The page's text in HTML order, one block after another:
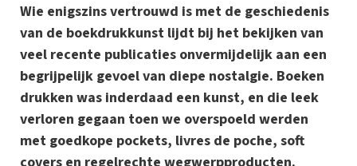
Wie enigszins vertrouwd is met de geschiedenis
van de boekdrukkunst lijdt bij het bekijken van
veel recente publicaties onvermijdelijk aan een
begrijpelijk gevoel van diepe nostalgie. Boeken
drukken was inderdaad een kunst, en die leek
verloren gegaan toen we overspoeld werden
met goedkope pockets, livres de poche, soft